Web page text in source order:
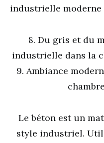
8. Du gris et du
industrielle dans la
9. Ambiance
Le béton est un
style industriel.